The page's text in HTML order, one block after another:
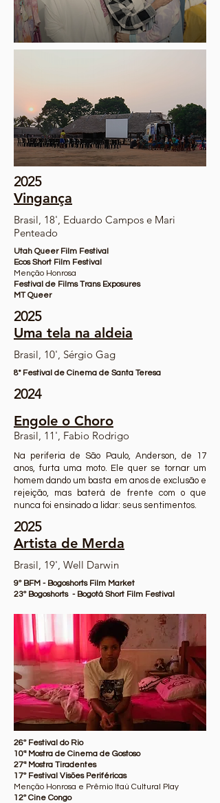
2025
Vingança
Brasil, 18', Eduardo Campos e Mari
Penteado
Utah Queer Film Festival
Ecos Short Film Festival
Menção Honrosa
Festival de Films Trans Exposures
MT Queer
2025
Uma tela na aldeia
Brasil, 10', Sérgio Gag
8° Festival de Cinema de Santa Teresa
2024
Engole o Choro
Brasil, 11', Fabio Rodrigo
Na periferia de São Paulo, Anderson, de 17
anos, furta uma moto. Ele quer se tornar um
homem dando um basta em anos de exclusão e
rejeição, mas baterá de frente com o que
nunca foi ensinado a lidar: seus sentimentos.
2025
Artista de Merda
Brasil, 19', Well Darwin
9º BFM - Bogoshorts Film Market
23º Bogoshorts - Bogotá Short Film Festival
26º Festival do Rio
10ª Mostra de Cinema de Gostoso
27ª Mostra Tiradentes
17º Festival Visões Periféricas
Menção Honrosa e Prêmio Itaú Cultural Play
12º Cine Congo